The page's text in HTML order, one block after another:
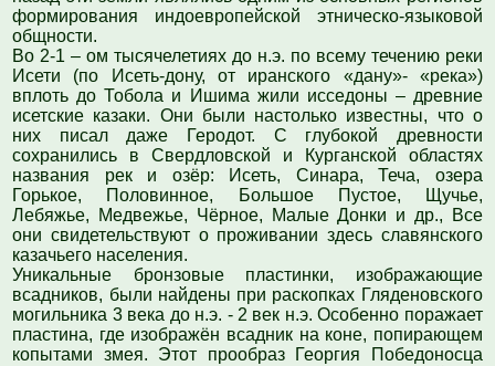
формирования индоевропейской этническо-языковой
общности.
Во 2-1 – ом тысячелетиях до н.э. по всему течению реки
Исети (по Исеть-дону, от иранского «дану»- «река»)
вплоть до Тобола и Ишима жили исседоны – древние
исетские казаки. Они были настолько известны, что о
них писал даже Геродот. С глубокой древности
сохранились в Свердловской и Курганской областях
названия рек и озёр: Исеть, Синара, Теча, озера
Горькое, Половинное, Большое Пустое, Щучье,
Лебяжье, Медвежье, Чёрное, Малые Донки и др., Все
они свидетельствуют о проживании здесь славянского
казачьего населения.
Уникальные бронзовые пластинки, изображающие
всадников, были найдены при раскопках Гляденовского
могильника 3 века до н.э. - 2 век н.э. Особенно поражает
пластина, где изображён всадник на коне, попирающем
копытами змея. Этот прообраз Георгия Победоносца